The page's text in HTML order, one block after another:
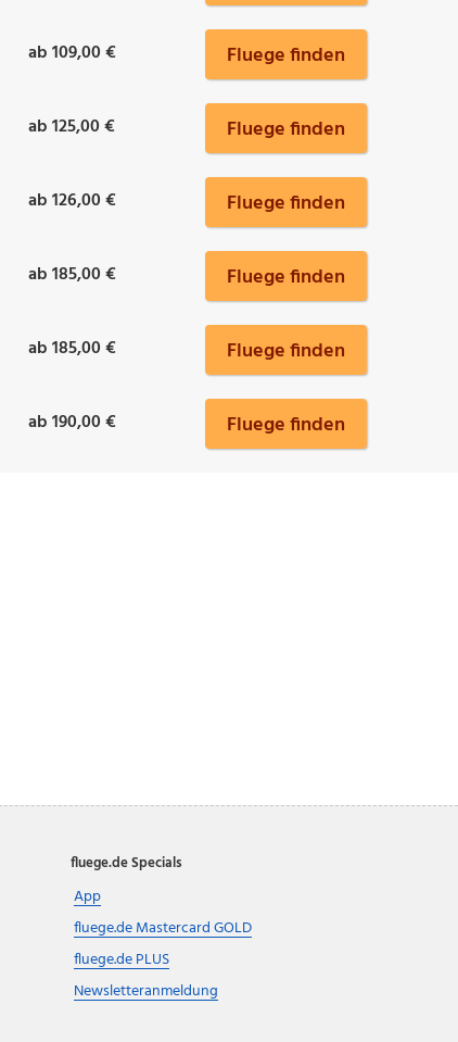
ab 109,00 € Fluege finden
ab 125,00 € Fluege finden
ab 126,00 € Fluege finden
ab 185,00 € Fluege finden
ab 185,00 € Fluege finden
ab 190,00 € Fluege finden